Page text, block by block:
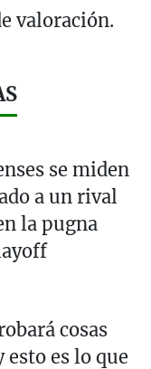
valoración.
se miden
a un rival
la pugna
cosas
esto es lo que